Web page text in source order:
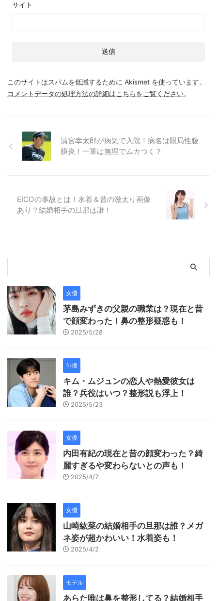
サイト
このサイトはスパムを低減するために Akismet を使っています。
コメントデータの処理方法の詳細はこちらをご覧ください。
清宮幸太郎が病気で入院！病名は限局性腹
膜炎！一軍は無理でムカつく？
EICOの事故とは！水着＆昔の激太り画像
あり？結婚相手の旦那は誰！
女優
茅島みずきの父親の職業は？現在と昔
で顔変わった！鼻の整形疑惑も！
2025/5/28
俳優
キム・ムジュンの恋人や熱愛彼女は
誰？兵役はいつ？整形説も浮上！
2025/5/23
女優
内田有紀の現在と昔の顔変わった？綺
麗すぎるや変わらないとの声も！
2025/4/7
女優
山崎紘菜の結婚相手の旦那は誰？メガ
ネ姿が超かわいい！水着姿も！
2025/4/2
モデル
あらた唯は鼻を整形してる？結婚相手